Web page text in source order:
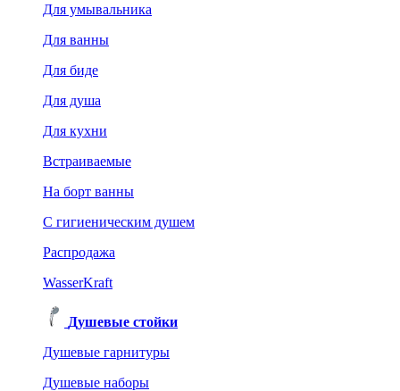
Для умывальника
Для ванны
Для биде
Для душа
Для кухни
Встраиваемые
На борт ванны
C гигиеническим душем
Распродажа
WasserKraft
Душевые стойки
Душевые гарнитуры
Душевые наборы